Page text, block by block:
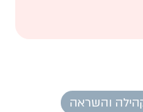
והשראה